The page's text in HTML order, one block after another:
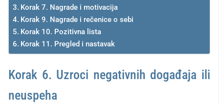
Korak 7. Nagrade i motivacija
Korak 9. Nagrade i rečenice o sebi
Korak 10. Pozitivna lista
Korak 11. Pregled i nastavak
Korak 6. Uzroci negativnih događaja ili
neuspeha